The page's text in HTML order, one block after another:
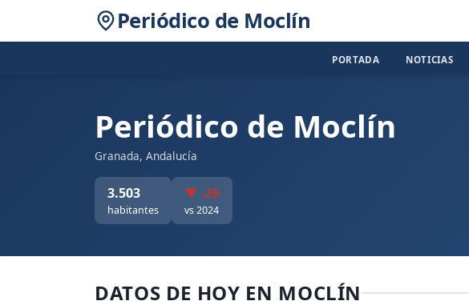
Periódico de Moclín
PORTADA NOTICIAS
Periódico de Moclín
Granada, Andalucía
3.503
habitantes
▼ -26
vs 2024
DATOS DE HOY EN MOCLÍN